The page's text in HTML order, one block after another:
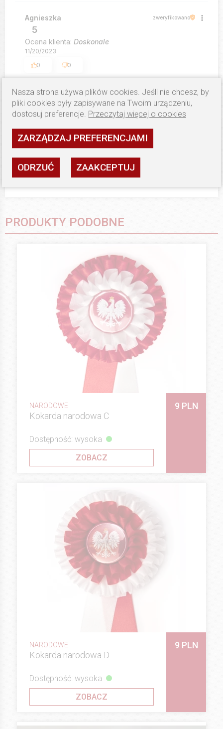
Agnieszka zweryfikowano
5
Ocena klienta: Doskonale
11/20/2023
0
0
Rada zweryfikowano
4
Ocena klienta:Dobrze
11/14/2023
0
0
PRODUKTY PODOBNE
NARODOWE
Kokarda narodowa C
9 PLN
Dostępność: wysoka
ZOBACZ
NARODOWE
Kokarda narodowa D
9 PLN
Dostępność: wysoka
ZOBACZ
Nasza strona używa plików cookies. Jeśli nie chcesz, by
pliki cookies były zapisywane na Twoim urządzeniu,
dostosuj preferencje. Przeczytaj więcej o cookies
ZARZĄDZAJ PREFERENCJAMI
ODRZUĆ ZAAKCEPTUJ